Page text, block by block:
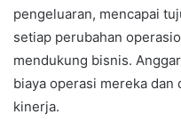
pengeluaran, mencapai
setiap perubahan
mendukung bisnis.
biaya operasi mereka dan
kinerja.